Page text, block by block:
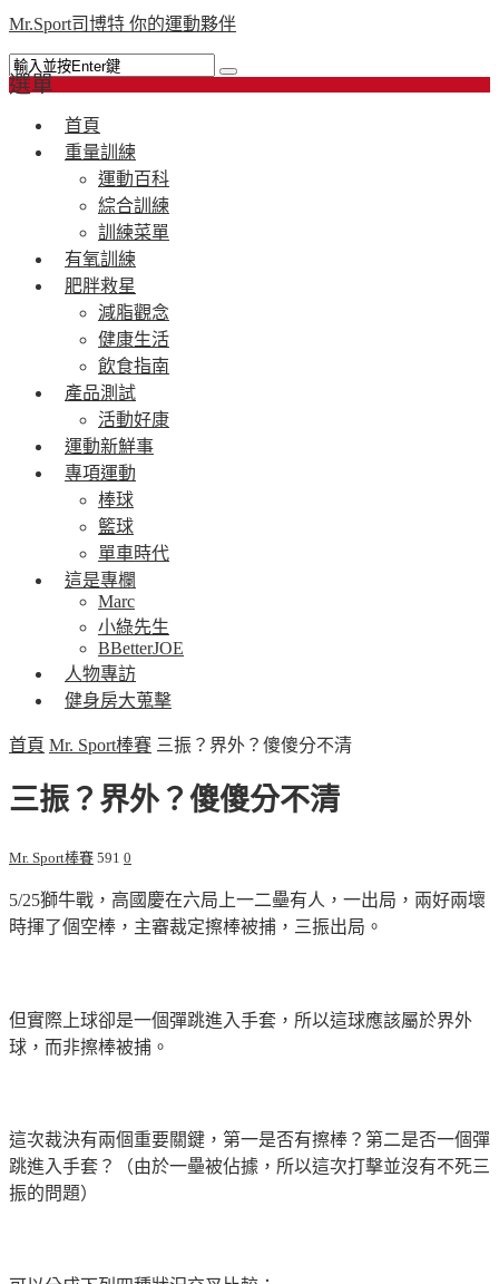
Mr.Sport司博特 你的運動夥伴
選單
首頁
重量訓練
運動百科
綜合訓練
訓練菜單
有氧訓練
肥胖救星
減脂觀念
健康生活
飲食指南
產品測試
活動好康
運動新鮮事
專項運動
棒球
籃球
單車時代
這是專欄
Marc
小綠先生
BBetterJOE
人物專訪
健身房大蒐擊
首頁 Mr. Sport棒賽 三振？界外？傻傻分不清
三振？界外？傻傻分不清
Mr. Sport棒賽 591 0
5/25獅牛戰，高國慶在六局上一二壘有人，一出局，兩好兩壞
時揮了個空棒，主審裁定擦棒被捕，三振出局。
但實際上球卻是一個彈跳進入手套，所以這球應該屬於界外
球，而非擦棒被捕。
這次裁決有兩個重要關鍵，第一是否有擦棒？第二是否一個彈
跳進入手套？（由於一壘被佔據，所以這次打擊並沒有不死三
振的問題）